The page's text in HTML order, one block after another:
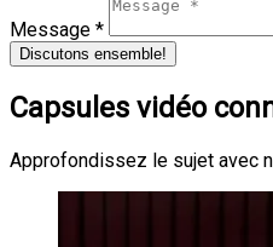
Message *
Discutons ensemble!
Capsules vidéo
Approfondissez le sujet avec